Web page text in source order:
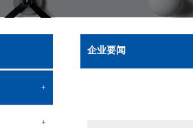
+
+
企业要闻